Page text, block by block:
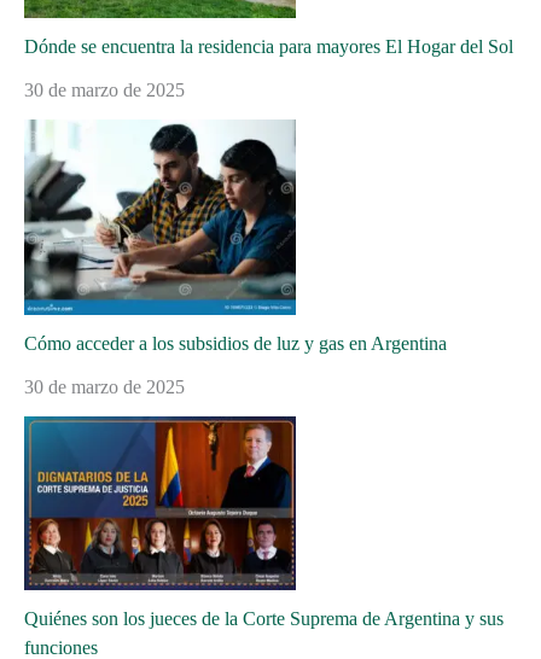
Dónde se encuentra la residencia para mayores El Hogar del Sol
30 de marzo de 2025
Cómo acceder a los subsidios de luz y gas en Argentina
30 de marzo de 2025
Quiénes son los jueces de la Corte Suprema de Argentina y sus
funciones